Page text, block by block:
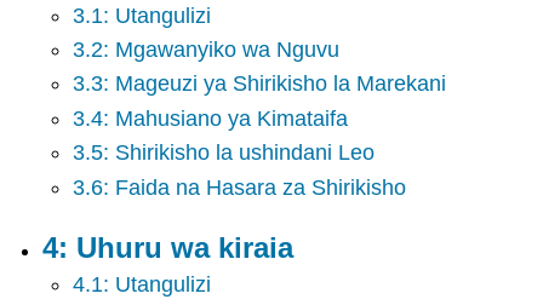
7:
Kupiga
na
Uchaguzi
vya
9:
vya
3.1: Utangulizi
3.2: Mgawanyiko wa Nguvu
3.3: Mageuzi ya Shirikisho la Marekani
3.4: Mahusiano ya Kimataifa
3.5: Shirikisho la ushindani Leo
3.6: Faida na Hasara za Shirikisho
4: Uhuru wa kiraia
4.1: Utangulizi